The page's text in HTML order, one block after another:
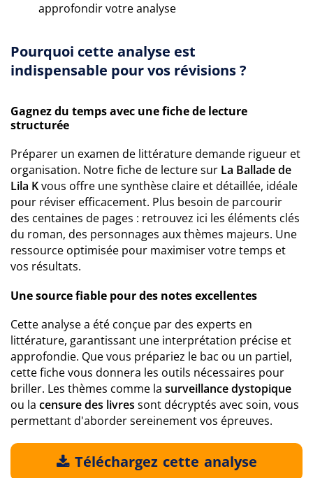
approfondir votre analyse
Pourquoi cette analyse est
indispensable pour vos révisions ?
Gagnez du temps avec une fiche de lecture
structurée
Préparer un examen de littérature demande rigueur et
organisation. Notre fiche de lecture sur La Ballade de
Lila Kvous offre une synthèse claire et détaillée, idéale
pour réviser efficacement. Plus besoin de parcourir
des centaines de pages : retrouvez ici les éléments clés
du roman, des personnages aux thèmes majeurs. Une
ressource optimisée pour maximiser votre temps et
vos résultats.
Une source fiable pour des notes excellentes
Cette analyse a été conçue par des experts en
littérature, garantissant une interprétation précise et
approfondie. Que vous prépariez le bac ou un partiel,
cette fiche vous donnera les outils nécessaires pour
briller. Les thèmes comme la surveillance dystopique
ou la censure des livres sont décryptés avec soin, vous
permettant d'aborder sereinement vos épreuves.
Téléchargez cette analyse